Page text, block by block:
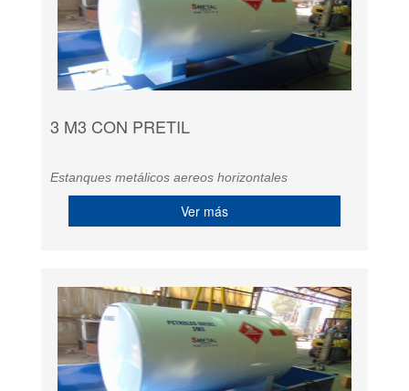
3 M3 CON PRETIL
Estanques metálicos aereos horizontales
Ver más